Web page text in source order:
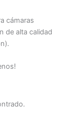
cámaras
de alta calidad